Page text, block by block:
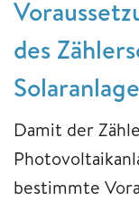
des
Solaranlage
Damit der
bestimmte